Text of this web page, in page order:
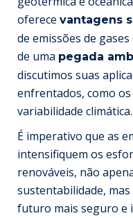
oferece vantagens
de emissões de
de uma pegada
discutimos suas
enfrentados, como
variabilidade climática.
É imperativo que as
intensifiquem os
renováveis, não
sustentabilidade,
futuro mais seguro e